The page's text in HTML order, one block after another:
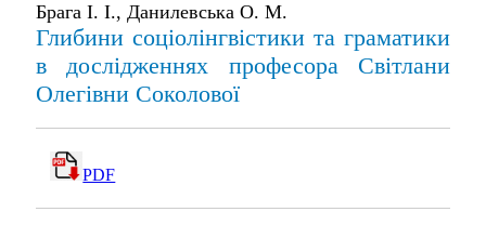
Брага І. І., Данилевська О. М.
Глибини соціолінгвістики та граматики
в дослідженнях професора Світлани
Олегівни Соколової
PDF